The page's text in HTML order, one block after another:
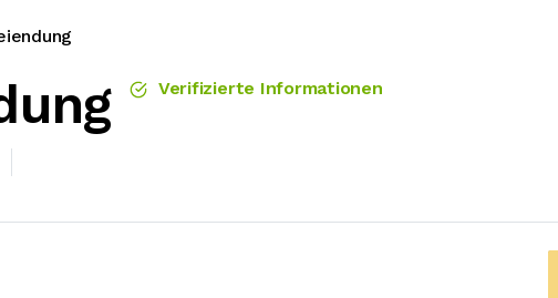
Verifizierte Informationen